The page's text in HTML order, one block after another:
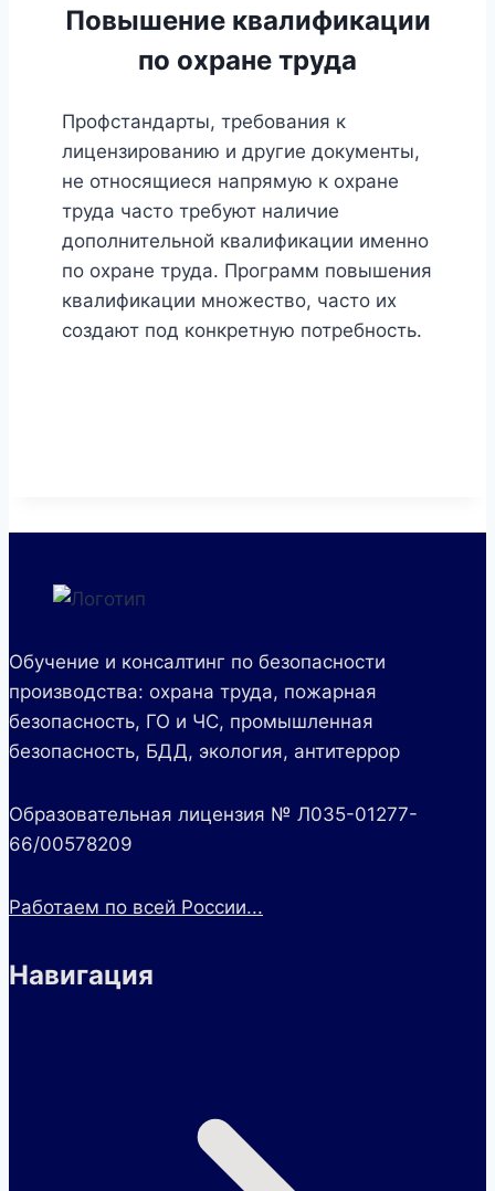
Повышение квалификации
по охране труда
Профстандарты, требования к
лицензированию и другие документы,
не относящиеся напрямую к охране
труда часто требуют наличие
дополнительной квалификации именно
по охране труда. Программ повышения
квалификации множество, часто их
создают под конкретную потребность.
Обучение и консалтинг по безопасности
производства: охрана труда, пожарная
безопасность, ГО и ЧС, промышленная
безопасность, БДД, экология, антитеррор
Образовательная лицензия № Л035-01277-
66/00578209
Работаем по всей России...
Навигация